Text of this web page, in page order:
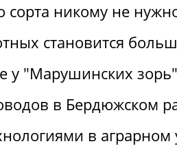
сорта никому не
становится
у "Марушинских
в Бердюжском
в аграрном